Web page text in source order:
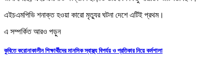
এইচএমপিভি শনাক্ত হওয়া কারো মৃত্যুর ঘটনা দেশে এটিই প্রথম।
এ সম্পর্কিত আরও পড়ুন
কুবিতে করোনাকালীন শিক্ষার্থীদের মানসিক স্বাস্থ্য বিপর্যয় ও প্রতিকার নিয়ে কর্মশালা